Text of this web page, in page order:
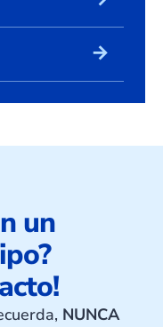
arrow_forward
un
NUNCA